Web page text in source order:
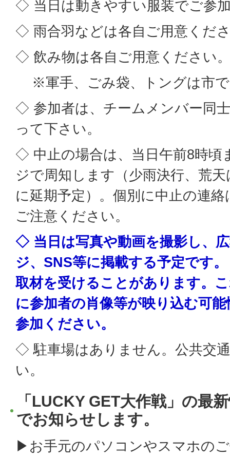
◇ 当日は動きやすい服装でご参
◇ 雨合羽などは各自ご用意くだ
◇ 飲み物は各自ご用意ください
※軍手、ごみ袋、トングは市で
◇ 参加者は、チームメンバー同
って下さい。
◇ 中止の場合は、当日午前8時頃
ジで周知します（少雨決行、荒
に延期予定）。個別に中止の連
ご注意ください。
◇ 当日は写真や動画を撮影し、
ジ、SNS等に掲載する予定です
取材を受けることがあります。
に参加者の肖像等が映り込む可
参加ください。
◇ 駐車場はありません。公共交
い。
「LUCKY GET大作戦」の最
でお知らせします。
▶お手元のパソコンやスマホの